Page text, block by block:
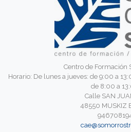
Centro de Formación
Horario: De lunes a jueves: de 9:00 a
de 8:00 a
Calle SAN
48550 MUSKIZ